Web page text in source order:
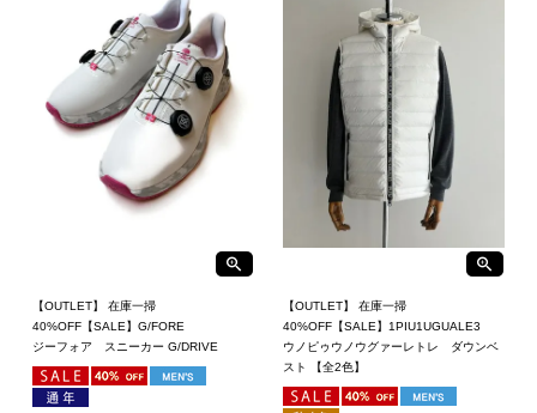
【OUTLET】 在庫一掃
40%OFF【SALE】G/FORE
ジーフォア スニーカー G/DRIVE
【OUTLET】 在庫一掃
40%OFF【SALE】1PIU1UGUALE3
ウノピゥウノウグァーレトレ ダウンベ
スト 【全2色】